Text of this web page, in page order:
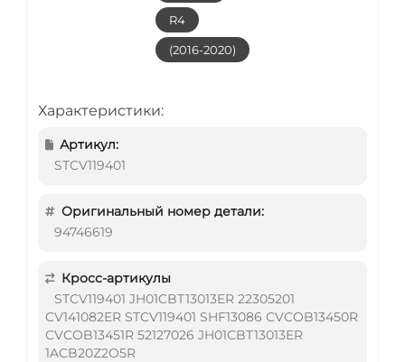
R4
(2016-2020)
Характеристики:
Артикул:
STCV119401
Оригинальный номер детали:
94746619
Кросс-артикулы
STCV119401 JH01CBT13013ER 22305201
CV141082ER STCV119401 SHF13086 CVCOB13450R
CVCOB13451R 52127026 JH01CBT13013ER
1ACB20Z2O5R